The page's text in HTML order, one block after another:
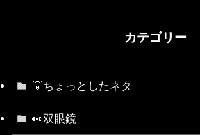
カテゴリー
💡ちょっとしたネタ
👀双眼鏡